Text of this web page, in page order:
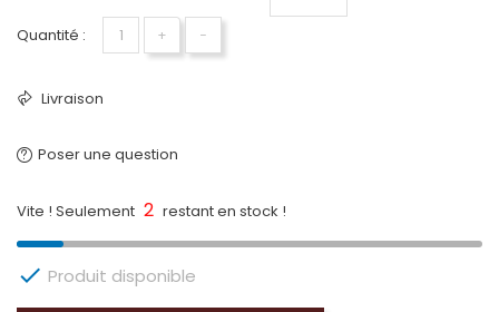
Quantité : + −
Livraison
Poser une question
Vite ! Seulement 2 restant en stock !
 Produit disponible